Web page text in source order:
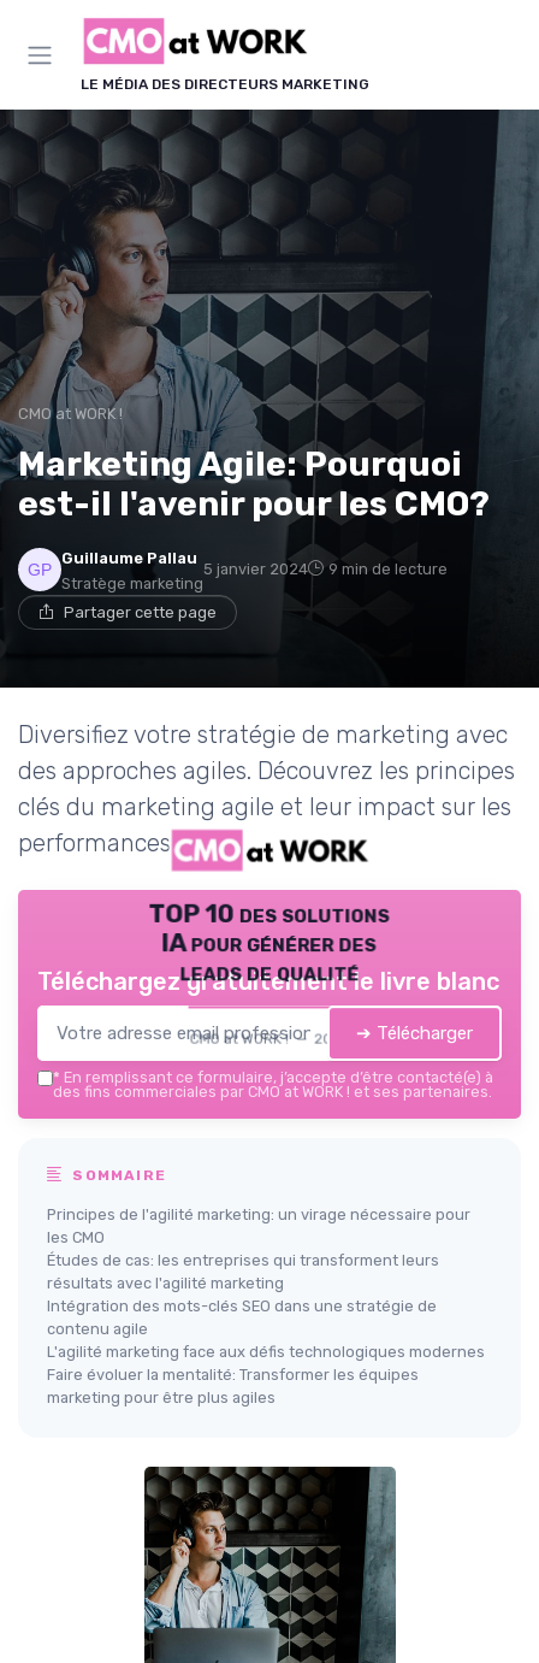
LE MÉDIA DES DIRECTEURS MARKETING
CMO at WORK !
Marketing Agile: Pourquoi
est-il l'avenir pour les CMO?
Guillaume Pallau
Stratège marketing
5 janvier 2024 9 min de lecture
Partager cette page
Diversifiez votre stratégie de marketing avec
des approches agiles. Découvrez les principes
clés du marketing agile et leur impact sur les
performances de l'entreprise.
TOP 10 des solutions
IA pour générer des
leads de qualité
CMO at WORK ! — 2026
Téléchargez gratuitement le livre blanc
➔ Télécharger
* En remplissant ce formulaire, j’accepte d’être contacté(e) à
des fins commerciales par CMO at WORK ! et ses partenaires.
SOMMAIRE
Principes de l'agilité marketing: un virage nécessaire pour
les CMO
Études de cas: les entreprises qui transforment leurs
résultats avec l'agilité marketing
Intégration des mots-clés SEO dans une stratégie de
contenu agile
L'agilité marketing face aux défis technologiques modernes
Faire évoluer la mentalité: Transformer les équipes
marketing pour être plus agiles
Panneau de gestion des cookies